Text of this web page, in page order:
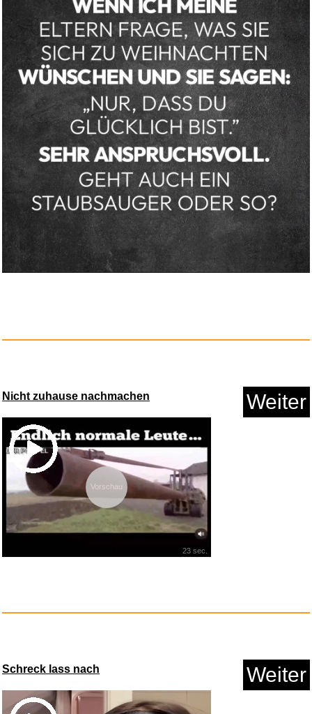
The Monkey...
Anzeige
ABOUKI AM ENDE WIRD ALLES
CATBox: An Interactive Course ...
Nicht zuhause nachmachen Weiter
Vorschau
23 sec.
Schreck lass nach Weiter